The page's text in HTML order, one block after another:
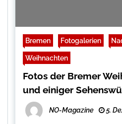
Bremen Fotogalerien
Weihnachten
Fotos der Bremer
und einiger
NO-Magazine 5.